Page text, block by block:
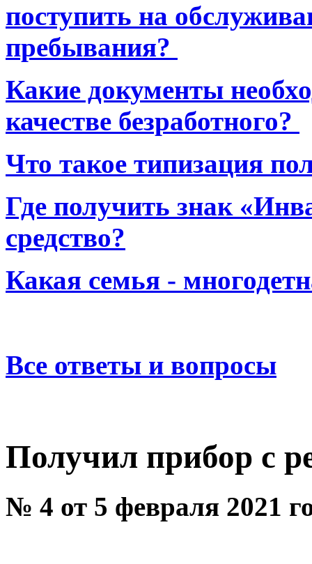
поступить на
пребывания?
Какие документы
качестве безработного?
Что такое типизация
Где получить знак
средство?
Какая семья -
Все ответы и вопросы
Получил прибор с
№ 4 от 5 февраля 2021